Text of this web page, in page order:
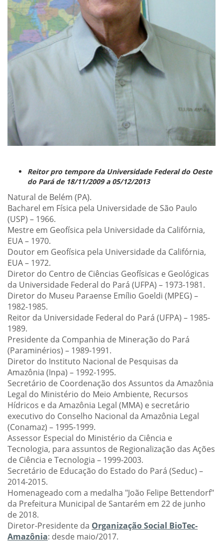
Reitor pro tempore da Universidade Federal do Oeste
do Pará de 18/11/2009 a 05/12/2013
Natural de Belém (PA).
Bacharel em Física pela Universidade de São Paulo
(USP) – 1966.
Mestre em Geofísica pela Universidade da Califórnia,
EUA – 1970.
Doutor em Geofísica pela Universidade da Califórnia,
EUA – 1972.
Diretor do Centro de Ciências Geofísicas e Geológicas
da Universidade Federal do Pará (UFPA) – 1973-1981.
Diretor do Museu Paraense Emílio Goeldi (MPEG) –
1982-1985.
Reitor da Universidade Federal do Pará (UFPA) – 1985-
1989.
Presidente da Companhia de Mineração do Pará
(Paraminérios) – 1989-1991.
Diretor do Instituto Nacional de Pesquisas da
Amazônia (Inpa) – 1992-1995.
Secretário de Coordenação dos Assuntos da Amazônia
Legal do Ministério do Meio Ambiente, Recursos
Hídricos e da Amazônia Legal (MMA) e secretário
executivo do Conselho Nacional da Amazônia Legal
(Conamaz) – 1995-1999.
Assessor Especial do Ministério da Ciência e
Tecnologia, para assuntos de Regionalização das Ações
de Ciência e Tecnologia – 1999-2003.
Secretário de Educação do Estado do Pará (Seduc) –
2014-2015.
Homenageado com a medalha "João Felipe Bettendorf"
da Prefeitura Municipal de Santarém em 22 de junho
de 2018.
Diretor-Presidente da Organização Social BioTec-
Amazônia: desde maio/2017.